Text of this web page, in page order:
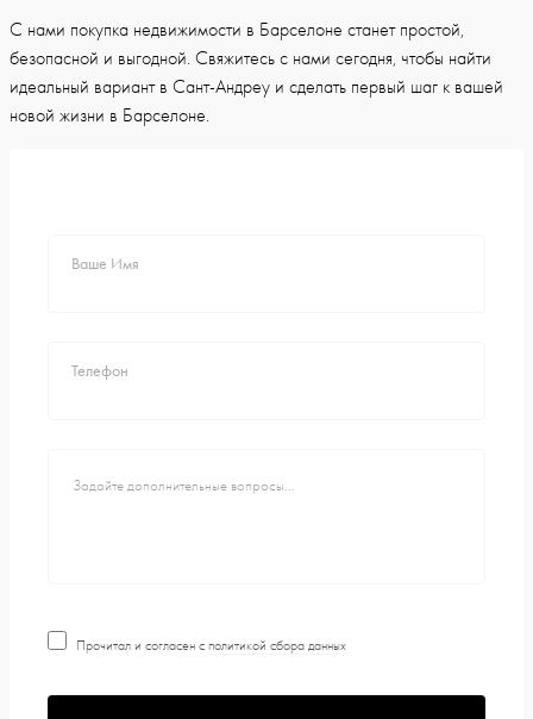
С нами покупка недвижимости в Барселоне станет простой,
безопасной и выгодной. Свяжитесь с нами сегодня, чтобы найти
идеальный вариант в Сант-Андреу и сделать первый шаг к вашей
новой жизни в Барселоне.
Ваше Имя
Телефон
Прочитал и согласен с политикой сбора данных